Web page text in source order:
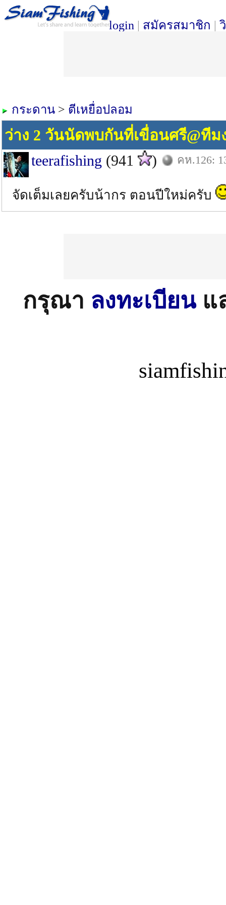
login | สมัครสมาชิก |
กระดาน > ตีเหยื่อปลอม
ว่าง 2 วันนัดพบกันที่เขื่อนศรี@ทีม
teerafishing (941 ) คห.126:
จัดเต็มเลยครับน้ากร ตอนปีใหม่ครับ
กรุณา ลงทะเบียนแ